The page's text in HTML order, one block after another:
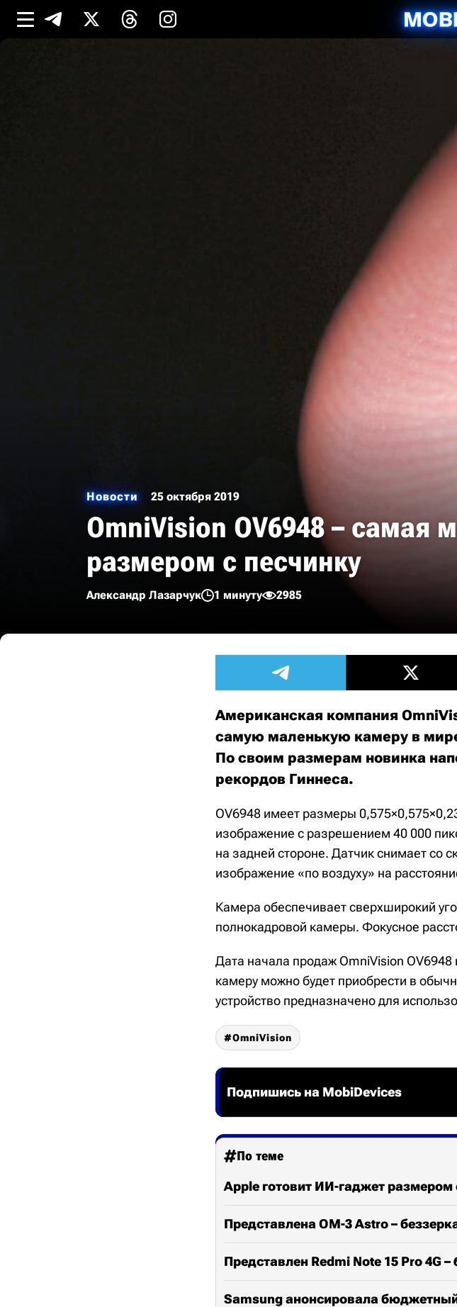
Новости 25 октября 2019
OmniVision OV6948 – самая
размером с песчинку
Александр Лазарчук 1 минуту 2985
Американская компания
самую маленькую камеру в
По своим размерам новинка
рекордов Гиннеса.
OV6948 имеет размеры
изображение с разрешением 40 000
на задней стороне. Датчик снимает со
изображение «по воздуху» на
Камера обеспечивает сверхширокий
полнокадровой камеры. Фокусное
Дата начала продаж OmniVision OV6948
камеру можно будет приобрести в
устройство предназначено для
OmniVision
Подпишись на MobiDevices
По теме
Apple готовит ИИ-гаджет
Представлена OM-3 Astro –
Представлен Redmi Note 15 Pro 4G
Samsung анонсировала